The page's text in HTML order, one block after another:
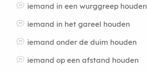
iemand in een wurggreep houden
iemand in het gareel houden
iemand onder de duim houden
iemand op een afstand houden